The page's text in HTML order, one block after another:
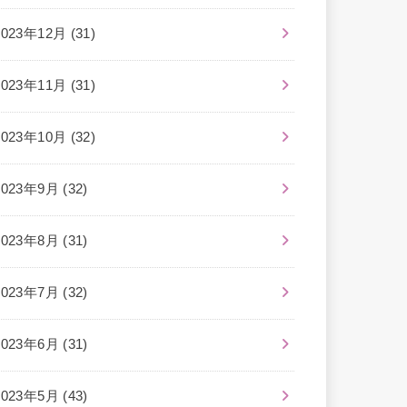
年12月 (31)
年11月 (31)
年10月 (32)
年9月 (32)
年8月 (31)
年7月 (32)
年6月 (31)
年5月 (43)